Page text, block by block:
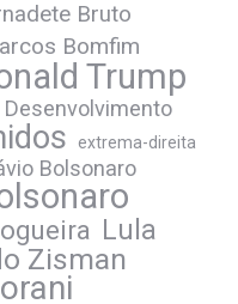
Bruto
Bomfim
Trump
Desenvolvimento
extrema-direita
Bolsonaro
Lula
Zisman